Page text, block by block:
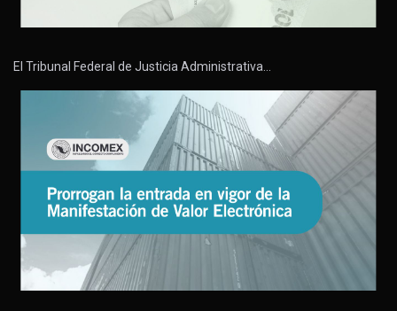
El Tribunal Federal de Justicia Administrativa…